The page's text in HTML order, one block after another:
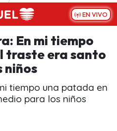
EN VIVO
En mi tiempo
traste era santo
niños
tiempo una patada en
para los niños